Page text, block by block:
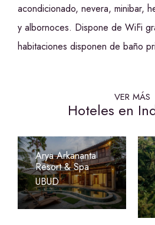
acondicionado, nevera, minibar,
y albornoces. Dispone de WiFi
habitaciones disponen de baño
VER MÁS
Hoteles en
Arya Arkananta
Resort & Spa
UBUD